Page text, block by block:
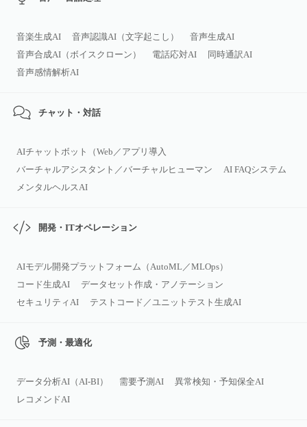
音楽生成AI 音声認識AI（文字起こし）
音声生成AI
音声合成AI（ボイスクローン）
電話応対AI
同時通訳AI
音声感情解析AI
チャット・対話
AIチャットボット（Web／アプリ導入
バーチャルアシスタント／バーチャルヒューマン
AI FAQシステム
メンタルヘルスAI
開発・ITオペレーション
AIモデル開発プラットフォーム（AutoML／MLOps）
コード生成AI
データセット作成・アノテーション
セキュリティAI
テストコード／ユニットテスト生成AI
予測・最適化
データ分析AI（AI‑BI） 需要予測AI
異常検知・予知保全AI
レコメンドAI